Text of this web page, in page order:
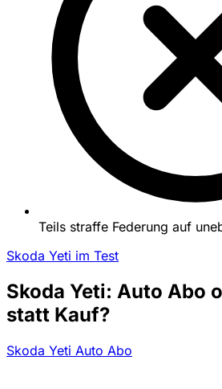
Teils straffe Federung auf
Skoda Yeti im Test
Skoda Yeti: Auto Abo
statt Kauf?
Skoda Yeti Auto Abo